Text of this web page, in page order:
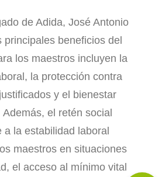
de Adida, José Antonio
principales beneficios del
los maestros incluyen la
la protección contra
y el bienestar
Además, el retén social
a la estabilidad laboral
maestros en situaciones
el acceso al mínimo vital